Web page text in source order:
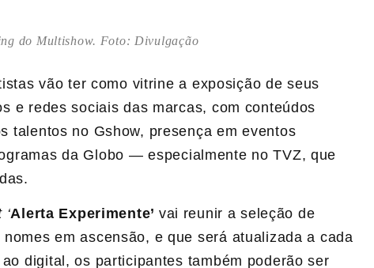
do Multishow. Foto: Divulgação
vão ter como vitrine a exposição de seus
e redes sociais das marcas, com conteúdos
talentos no Gshow, presença em eventos
da Globo — especialmente no TVZ, que
Alerta Experimente’ vai reunir a seleção de
em ascensão, e que será atualizada a cada
digital, os participantes também poderão ser